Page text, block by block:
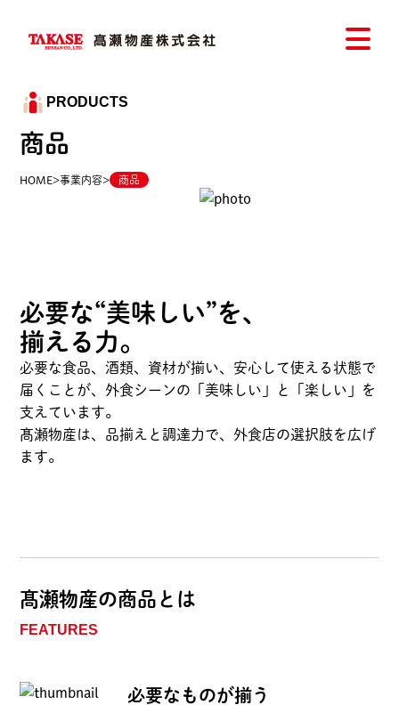
PRODUCTS
商品
HOME>事業内容> 商品
必要な“美味しい”を、
揃える力。
必要な食品、酒類、資材が揃い、安心して使える状態で
届くことが、外食シーンの「美味しい」と「楽しい」を
支えています。
髙瀬物産は、品揃えと調達力で、外食店の選択肢を広げ
ます。
髙瀬物産の商品とは
FEATURES
必要なものが揃う